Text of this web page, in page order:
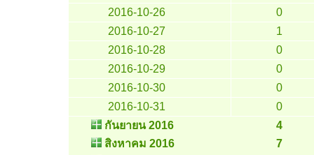
2016-10-26
0
2016-10-27
1
2016-10-28
0
2016-10-29
0
2016-10-30
0
2016-10-31
0
กันยายน 2016
4
สิงหาคม 2016
7